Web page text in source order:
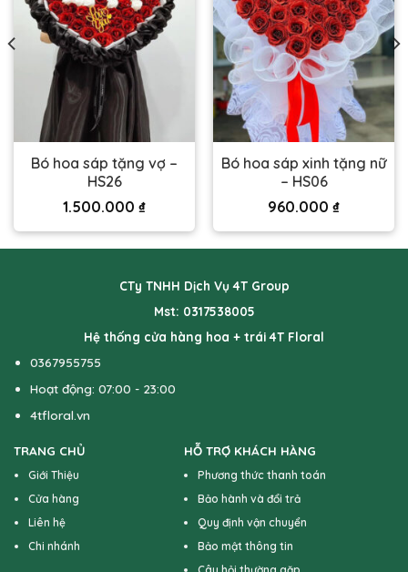
Bó hoa sáp tặng vợ –
HS26
1.500.000 ₫
Bó hoa sáp xinh tặng nữ
– HS06
960.000 ₫
CTy TNHH Dịch Vụ 4T Group
Mst: 0317538005
Hệ thống cửa hàng hoa + trái 4T Floral
0367955755
Hoạt động: 07:00 - 23:00
4tfloral.vn
TRANG CHỦ
Giới Thiệu
Cửa hàng
Liên hệ
Chi nhánh
HỖ TRỢ KHÁCH HÀNG
Phương thức thanh toán
Bảo hành và đổi trả
Quy định vận chuyển
Bảo mật thông tin